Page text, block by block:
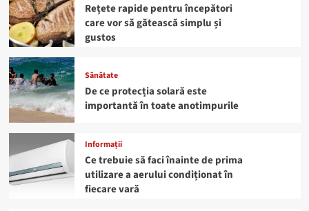
Rețete rapide pentru începători
care vor să gătească simplu și
gustos
Sănătate
De ce protecția solară este
importantă în toate anotimpurile
Informații
Ce trebuie să faci înainte de prima
utilizare a aerului condiționat în
fiecare vară